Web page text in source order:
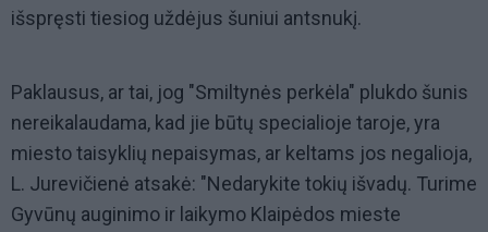
išspręsti tiesiog uždėjus šuniui antsnukį.
Paklausus, ar tai, jog "Smiltynės perkėla" plukdo šunis
nereikalaudama, kad jie būtų specialioje taroje, yra
miesto taisyklių nepaisymas, ar keltams jos negalioja,
L. Jurevičienė atsakė: "Nedarykite tokių išvadų. Turime
Gyvūnų auginimo ir laikymo Klaipėdos mieste